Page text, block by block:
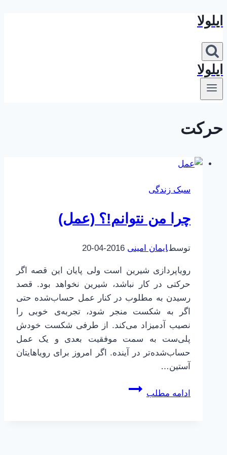
بازگشت
محتوا
ایلولا
ایلولا
حرکت
سبک زندگی
چرا من نتوانم!؟ (عمل)
توسطایمان امینی 2016-04-20
رویاپردازی شیرین است ولی پایان این قصه اگر
حرکتی در کار نباشد، شیرین نخواهد بود. قصد
رسیدن به مطلوب در کنار عمل حساب‌شده حتی
اگر به شکست منجر شود، تجربه‌ی خوبی را
نصیب آدمیزاد می‌کند. از طرفی شکست خودش
پلی‌ست به سمت موفقیت بعدی و یک عمل
حساب‌شده‌تر در آینده. اگر امروز برای رویاهایتان
آستین…
ادامه مطلب
چرا